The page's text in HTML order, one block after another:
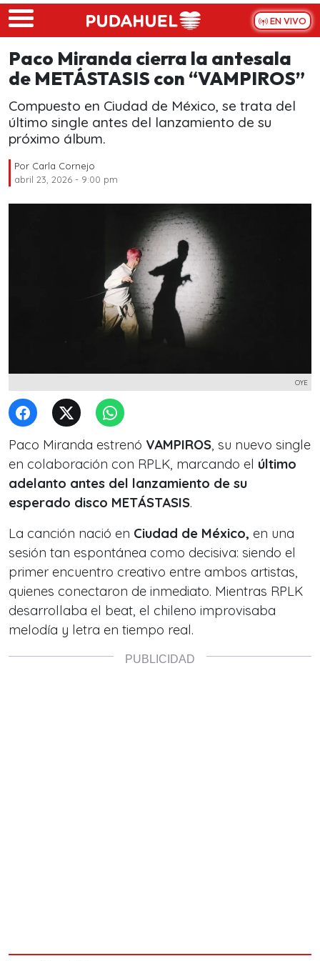
Skip to main content
EN VIVO
Paco Miranda cierra la antesala
de METÁSTASIS con “VAMPIROS”
Compuesto en Ciudad de México, se trata del
último single antes del lanzamiento de su
próximo álbum.
Por Carla Cornejo
abril 23, 2026 - 9:00 pm
OYE
Paco Miranda estrenó VAMPIROS, su nuevo single
en colaboración con RPLK, marcando el último
adelanto antes del lanzamiento de su
esperado disco METÁSTASIS.
La canción nació en Ciudad de México, en una
sesión tan espontánea como decisiva: siendo el
primer encuentro creativo entre ambos artistas,
quienes conectaron de inmediato. Mientras RPLK
desarrollaba el beat, el chileno improvisaba
melodía y letra en tiempo real.